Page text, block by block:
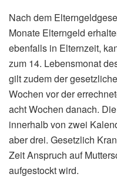
Nach dem
Monate Elterngeld
ebenfalls in Elternzeit,
zum 14. Lebensmonat
gilt zudem der
Wochen vor der
acht Wochen danach.
innerhalb von zwei
aber drei. Gesetzlich
Zeit Anspruch auf
aufgestockt wird.